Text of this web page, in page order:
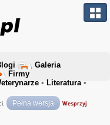
Galeria
Firmy
• Literatura•
Pełna wersja Wesprzyj